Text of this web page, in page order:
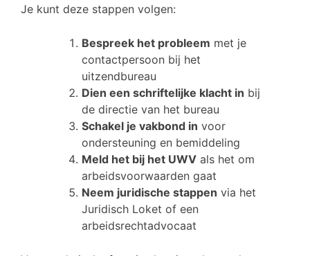
Je kunt deze stappen volgen:
Bespreek het probleem met je
contactpersoon bij het
uitzendbureau
Dien een schriftelijke klacht in bij
de directie van het bureau
Schakel je vakbond in voor
ondersteuning en bemiddeling
Meld het bij het UWV als het om
arbeidsvoorwaarden gaat
Neem juridische stappen via het
Juridisch Loket of een
arbeidsrechtadvocaat